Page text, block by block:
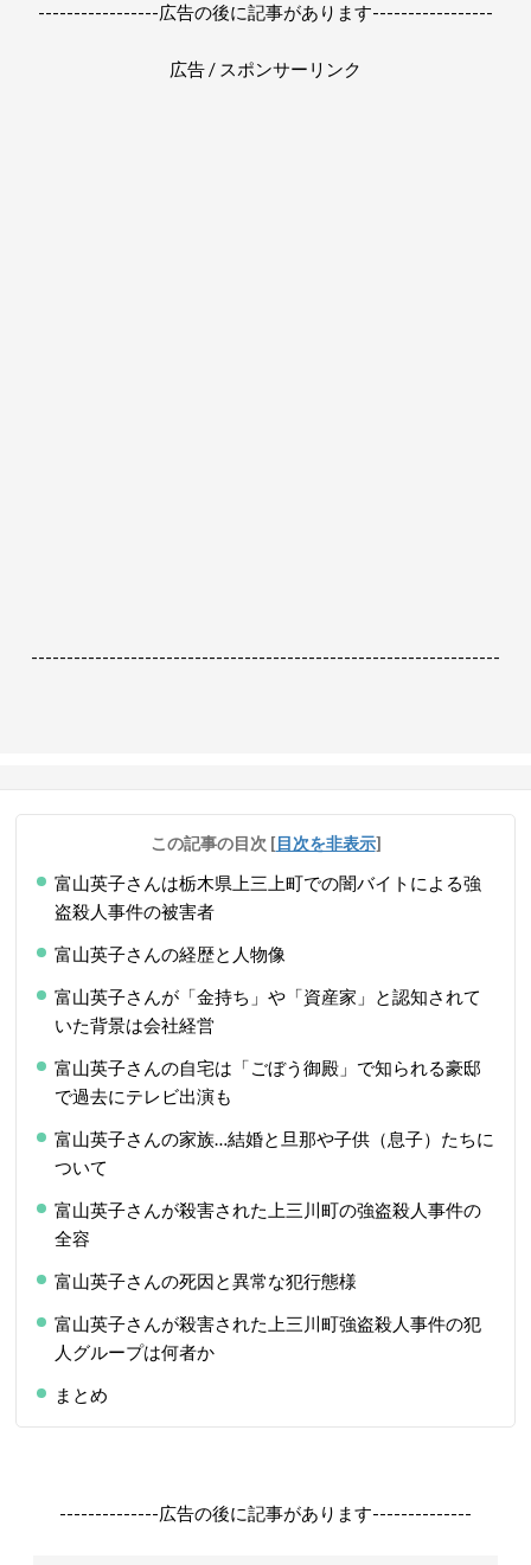
-----------------広告の後に記事があります-----------------
広告 / スポンサーリンク
------------------------------------------------------------------
この記事の目次 [目次を非表示]
富山英子さんは栃木県上三上町での闇バイトによる強
盗殺人事件の被害者
富山英子さんの経歴と人物像
富山英子さんが「金持ち」や「資産家」と認知されて
いた背景は会社経営
富山英子さんの自宅は「ごぼう御殿」で知られる豪邸
で過去にテレビ出演も
富山英子さんの家族…結婚と旦那や子供（息子）たちに
ついて
富山英子さんが殺害された上三川町の強盗殺人事件の
全容
富山英子さんの死因と異常な犯行態様
富山英子さんが殺害された上三川町強盗殺人事件の犯
人グループは何者か
まとめ
--------------広告の後に記事があります--------------